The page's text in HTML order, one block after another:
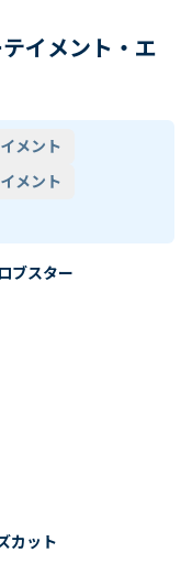
イメント・エ
メント
メント
ブスター
カット